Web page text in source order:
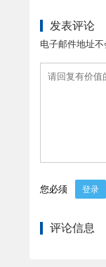
发表评论
电子邮件地址
您必须 登录
评论信息